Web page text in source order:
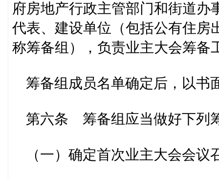
府房地产行政主管部门和街道办
代表、建设单位（包括公有住房
称筹备组），负责业主大会筹备
筹备组成员名单确定后，以书
第六条 筹备组应当做好下列
（一）确定首次业主大会会议